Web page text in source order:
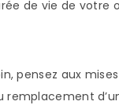
de vie de votre
pensez aux
remplacement